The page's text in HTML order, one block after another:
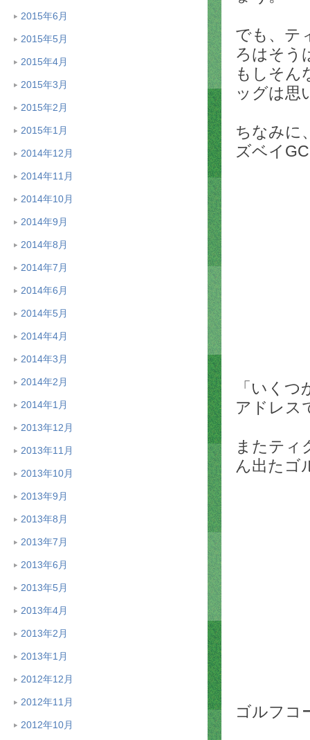
2015年6月
2015年5月
2015年4月
2015年3月
2015年2月
2015年1月
2014年12月
2014年11月
2014年10月
2014年9月
2014年8月
2014年7月
2014年6月
2014年5月
2014年4月
2014年3月
2014年2月
2014年1月
2013年12月
2013年11月
2013年10月
2013年9月
2013年8月
2013年7月
2013年6月
2013年5月
2013年4月
2013年2月
2013年1月
2012年12月
2012年11月
2012年10月
でも、テ
ろはそう
もしそん
ッグは思
ちなみに
ズベイ
「いく
アドレス
またティ
ん出たゴ
ゴルフコ